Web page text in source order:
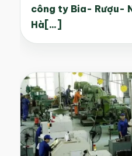
công ty Bia- Rượu-
Hà[...]